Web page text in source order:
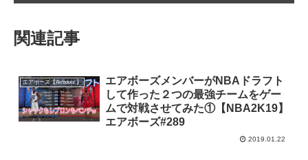
関連記事
エアボーズ【Airbowz 】
エアボーズメンバーがNBAドラフト
して作った２つの最強チームをゲー
ムで対戦させてみた①【NBA2K19】
エアボーズ#289
2019.01.22